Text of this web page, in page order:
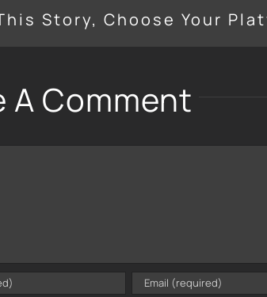
Story, Choose Your
A Comment